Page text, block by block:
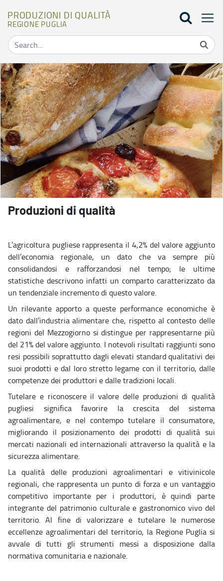
PRODUZIONI DI QUALITÀ
REGIONE PUGLIA
Home - Produzioni di qualità
Produzioni di qualità
L’agricoltura pugliese rappresenta il 4,2% del valore aggiunto
dell’economia regionale, un dato che va sempre più
consolidandosi e rafforzandosi nel tempo; le ultime
statistiche descrivono infatti un comparto caratterizzato da
un tendenziale incremento di questo valore.
Un rilevante apporto a queste performance economiche è
dato dall’industria alimentare che, rispetto al contesto delle
regioni del Mezzogiorno si distingue per rappresentarne più
del 21% del valore aggiunto. I notevoli risultati raggiunti sono
resi possibili soprattutto dagli elevati standard qualitativi dei
suoi prodotti e dal loro stretto legame con il territorio, dalle
competenze dei produttori e dalle tradizioni locali.
Tutelare e riconoscere il valore delle produzioni di qualità
pugliesi significa favorire la crescita del sistema
agroalimentare, e nel contempo tutelare il consumatore,
migliorando il posizionamento dei prodotti di qualità sui
mercati nazionali ed internazionali attraverso la qualità e la
sicurezza alimentare.
La qualità delle produzioni agroalimentari e vitivinicole
regionali, che rappresenta un punto di forza e un vantaggio
competitivo importante per i produttori, è quindi parte
integrante del patrimonio culturale e gastronomico vivo del
territorio. Al fine di valorizzare e tutelare le numerose
eccellenze agroalimentari del territorio, la Regione Puglia si
avvale di tutti gli strumenti messi a disposizione dalla
normativa comunitaria e nazionale.